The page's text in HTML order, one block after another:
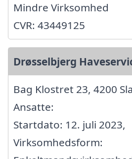
Mindre Virksomhed
CVR: 43449125
Drøsselbjerg
Bag Klostret 23, 4200
Ansatte:
Startdato: 12. juli 2023,
Virksomhedsform: